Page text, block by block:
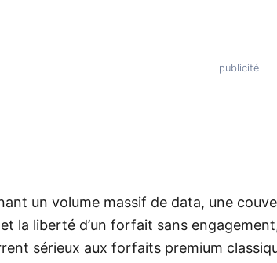
un volume massif de data, une
et la liberté d’un forfait sans
sérieux aux forfaits premium